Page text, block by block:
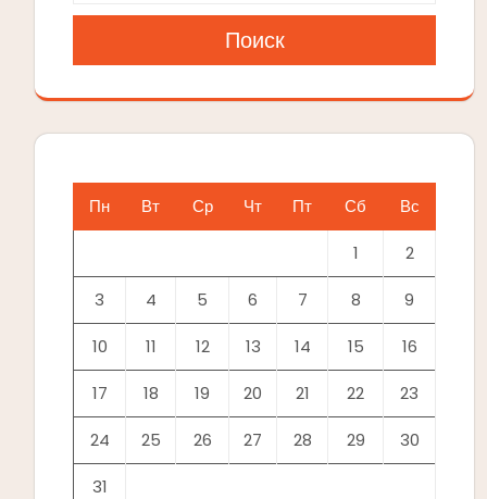
Поиск
Пн Вт Ср Чт Пт Сб Вс
1 2
3 4 5 6 7 8 9
10 11 12 13 14 15 16
17 18 19 20 21 22 23
24 25 26 27 28 29 30
31